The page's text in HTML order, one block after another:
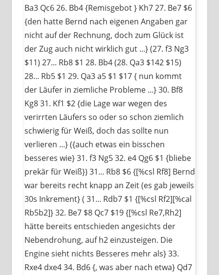
Ba3 Qc6 26. Bb4 {Remisgebot } Kh7 27. Be7 $6
{den hatte Bernd nach eigenen Angaben gar
nicht auf der Rechnung, doch zum Glück ist
der Zug auch nicht wirklich gut ...} (27. f3 Ng3
$11) 27... Rb8 $1 28. Bb4 (28. Qa3 $142 $15)
28... Rb5 $1 29. Qa3 a5 $1 $17 { nun kommt
der Läufer in ziemliche Probleme ...} 30. Bf8
Kg8 31. Kf1 $2 {die Lage war wegen des
verirrten Läufers so oder so schon ziemlich
schwierig für Weiß, doch das sollte nun
verlieren ...} ({auch etwas ein bisschen
besseres wie} 31. f3 Ng5 32. e4 Qg6 $1 {bliebe
prekär für Weiß}) 31... Rb8 $6 {[%csl Rf8] Bernd
war bereits recht knapp an Zeit (es gab jeweils
30s Inkrement} ( 31... Rdb7 $1 {[%csl Rf2][%cal
Rb5b2]} 32. Be7 $8 Qc7 $19 {[%csl Re7,Rh2]
hätte bereits entschieden angesichts der
Nebendrohung, auf h2 einzusteigen. Die
Engine sieht nichts Besseres mehr als} 33.
Rxe4 dxe4 34. Bd6 {, was aber nach etwa} Qd7